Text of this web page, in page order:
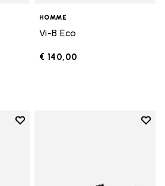
HOMME
Vi-B Eco
€ 140,00
Add to wishlist
Add